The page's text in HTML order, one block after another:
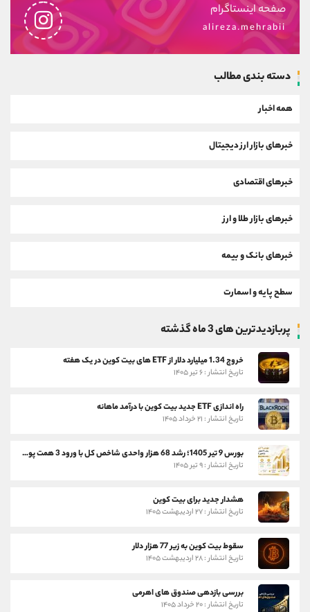
صفحه اینستاگرام
alireza.mehrabii
دسته بندی مطالب
همه اخبار
خبرهای بازار ارز دیجیتال
خبرهای اقتصادی
خبرهای بازار طلا و ارز
خبرهای بانک و بیمه
سطح پایه و اسمارت
پربازدیدترین های 3 ماه گذشته
خروج 1.34 میلیارد دلار از ETF های بیت کوین در یک هفته
تاریخ انتشار : ۶ تیر ۱۴۰۵
راه اندازی ETF جدید بیت کوین با درآمد ماهانه
تاریخ انتشار : ۲۱ خرداد ۱۴۰۵
بورس 9 تیر 1405؛ رشد 68 هزار واحدی شاخص کل با ورود 3 همت پول حقیقی
تاریخ انتشار : ۹ تیر ۱۴۰۵
هشدار جدید برای بیت کوین
تاریخ انتشار : ۲۷ اردیبهشت ۱۴۰۵
سقوط بیت کوین به زیر 77 هزار دلار
تاریخ انتشار : ۲۸ اردیبهشت ۱۴۰۵
بررسی بازدهی صندوق های اهرمی
تاریخ انتشار : ۲۰ خرداد ۱۴۰۵